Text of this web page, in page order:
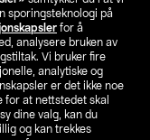
sporingsteknologi på
for å
analysere bruken av
Vi bruker fire
analytiske og
er det ikke noe
for at nettstedet skal
dine valg, kan du
og kan trekkes